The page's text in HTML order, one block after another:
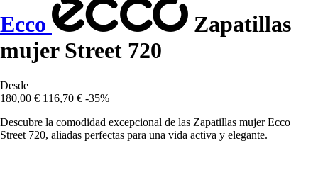
Ecco
Zapatillas
mujer Street 720
Desde
180,00 € 116,70 € -35%
Descubre la comodidad excepcional de las Zapatillas mujer Ecco
Street 720, aliadas perfectas para una vida activa y elegante.